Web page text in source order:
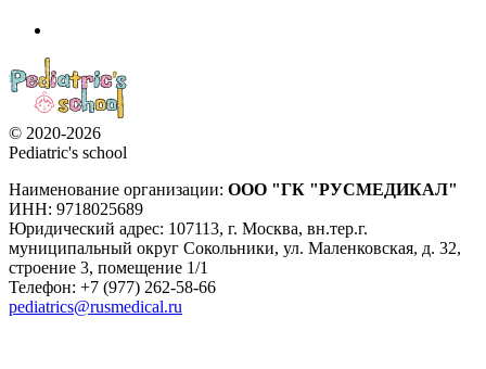
© 2020-2026
Pediatric's school
Наименование организации: ООО "ГК "РУСМЕДИКАЛ"
ИНН: 9718025689
Юридический адрес: 107113, г. Москва, вн.тер.г.
муниципальный округ Сокольники, ул. Маленковская, д. 32,
строение 3, помещение 1/1
Телефон: +7 (977) 262-58-66
pediatrics@rusmedical.ru